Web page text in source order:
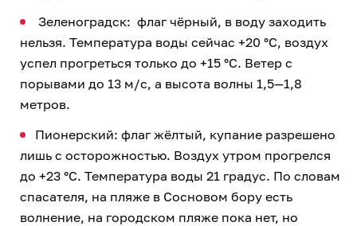
Зеленоградск: флаг чёрный, в воду заходить
нельзя. Температура воды сейчас +20 °C, воздух
успел прогреться только до +15 °C. Ветер с
порывами до 13 м/с, а высота волны 1,5—1,8
метров.
Пионерский: флаг жёлтый, купание разрешено
лишь с осторожностью. Воздух утром прогрелся
до +23 °C. Температура воды 21 градус. По словам
спасателя, на пляже в Сосновом бору есть
волнение, на городском пляже пока нет, но